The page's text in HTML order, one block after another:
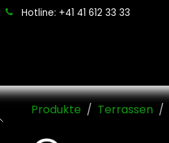
Hotline: +41 41 612 33 33
Produkte Terrassen